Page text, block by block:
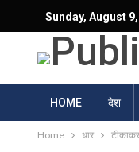
Sunday, August
HOME देश
Home धार